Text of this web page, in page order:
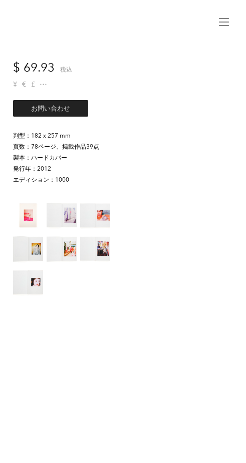
$ 69.93 税込
¥ € £
お問い合わせ
判型
182 x 257 mm
頁数
78ページ、掲載作品39点
製本
ハードカバー
発行年
2012
エディション
1000